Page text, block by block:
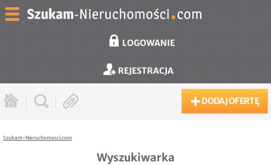
LOGOWANIE
REJESTRACJA
DODAJ OFERTĘ
Szukam-Nieruchomosci.com
Wyszukiwarka